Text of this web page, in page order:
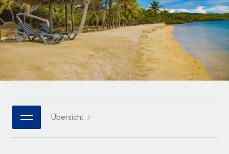
INFRASTRUKTUR
Remote Embedded
Nahtlose Integration der HR in bestehende Abläufe
Plattform
Integrierte HR-Kernfunktionen für dein Team
MCP
Integrationen
Mittelstand
Maßgeschneiderte HR-Lösungen, um Teams zu
vergrößern
Enterprise
Globale HR für Konzerne und Großunternehmen
PARTNER WERDEN
Flexible Einbettung von Global-HR-Funktionen in deine
LERNEN MIT REMOTE
Forschung und Leitfäden
Fallstudien
HR-Glossar
Bibliothek für Stellenbeschreibungen
Webinare
Español
Italiano
Português (Portugal)
한국어 Übersicht